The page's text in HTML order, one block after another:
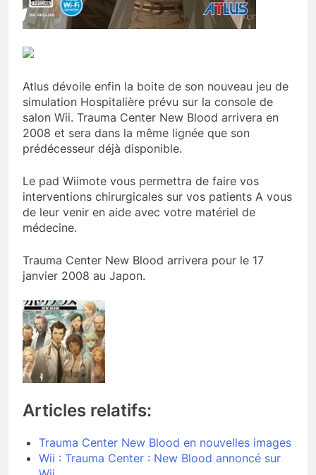
Atlus dévoile enfin la boite de son nouveau jeu de
simulation Hospitalière prévu sur la console de
salon Wii. Trauma Center New Blood arrivera en
2008 et sera dans la même lignée que son
prédécesseur déjà disponible.
Le pad Wiimote vous permettra de faire vos
interventions chirurgicales sur vos patients A vous
de leur venir en aide avec votre matériel de
médecine.
Trauma Center New Blood arrivera pour le 17
janvier 2008 au Japon.
Articles relatifs:
Trauma Center New Blood en nouvelles images
Wii : Trauma Center : New Blood annoncé sur